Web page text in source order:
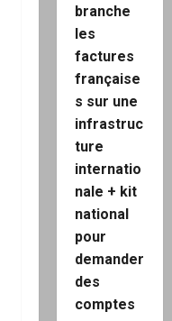
branche
les
factures
française
s sur une
infrastruc
ture
internatio
nale + kit
national
pour
demander
des
comptes